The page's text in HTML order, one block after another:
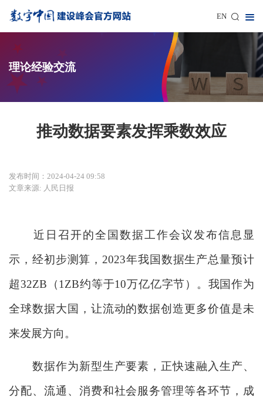
EN
理论经验交流
推动数据要素发挥乘数效应
发布时间：2024-04-24 09:58
文章来源: 人民日报
近日召开的全国数据工作会议发布信息显
示，经初步测算，2023年我国数据生产总量预计
超32ZB（1ZB约等于10万亿亿字节）。我国作为
全球数据大国，让流动的数据创造更多价值是未
来发展方向。
数据作为新型生产要素，正快速融入生产、
分配、流通、消费和社会服务管理等各环节，成